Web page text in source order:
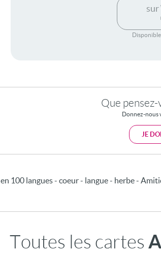
Que pensez-
Donnez-nous
JE
100 langues - coeur - langue - herbe -
Toutes les cartes